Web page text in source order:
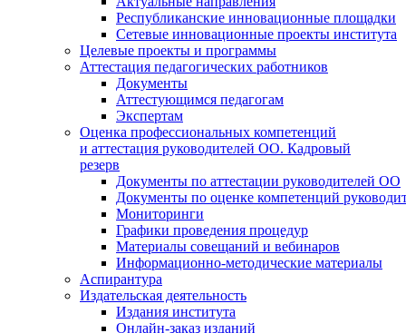
Республиканские инновационные площадки
Сетевые инновационные проекты института
Целевые проекты и программы
Аттестация педагогических работников
Документы
Аттестующимся педагогам
Экспертам
Оценка профессиональных компетенций
и аттестация руководителей ОО. Кадровый
резерв
Документы по аттестации руководителей ОО
Документы по оценке компетенций
Мониторинги
Графики проведения процедур
Материалы совещаний и вебинаров
Информационно-методические материалы
Аспирантура
Издательская деятельность
Издания института
Онлайн-заказ изданий